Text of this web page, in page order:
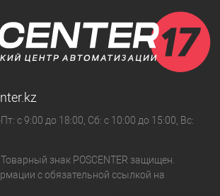
с 9:00 до 18:00, Сб: с 10:00 до 15:00, Вс:
знак POSCENTER защищен.
с обязательной ссылкой на